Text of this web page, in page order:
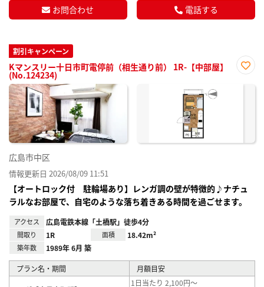
お問合わせ 電話する
割引キャンペーン
Kマンスリー十日市町電停前（相生通り前） 1R-【中部屋】
(No.124234)
に入
広島市中区
情報更新日 2026/08/09 11:51
【オートロック付 駐輪場あり】レンガ調の壁が特徴的♪ナチュ
ラルなお部屋で、自宅のような落ち着きある時間を過ごせます。
アクセス 広島電鉄本線「土橋駅」徒歩4分
間取り 1R 面積 18.42m²
築年数 1989年 6月 築
プラン名・期間 月額目安
1日当たり 2,100円～